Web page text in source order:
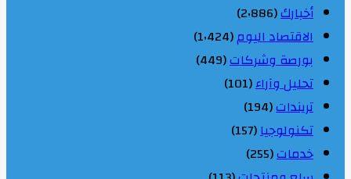
أخبارك(2٬886)
الاقتصاد اليوم(1٬424)
بورصة وشركات(449)
تحليل وآراء(101)
تريندات(194)
تكنولوجيا(157)
خدمات(255)